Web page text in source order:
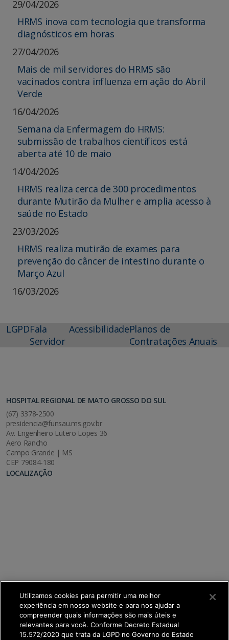
29/04/2026
HRMS inova com tecnologia que transforma
diagnósticos em horas
27/04/2026
Mais de mil servidores do HRMS são
vacinados contra influenza em ação do Abril
Verde
16/04/2026
Semana da Enfermagem do HRMS:
submissão de trabalhos científicos está
aberta até 10 de maio
14/04/2026
HRMS realiza cerca de 300 procedimentos
durante Mutirão da Mulher e amplia acesso à
saúde no Estado
23/03/2026
HRMS realiza mutirão de exames para
prevenção do câncer de intestino durante o
Março Azul
16/03/2026
LGPDFala
Servidor
AcessibilidadePlanos de
Contratações Anuais
HOSPITAL REGIONAL DE MATO GROSSO DO SUL
(67) 3378-2500
presidencia@funsau.ms.gov.br
Av. Engenheiro Lutero Lopes 36
Aero Rancho
Campo Grande | MS
CEP 79084-180
LOCALIZAÇÃO
Utilizamos cookies para permitir uma melhor
experiência em nosso website e para nos ajudar a
compreender quais informações são mais úteis e
relevantes para você. Conforme Decreto Estadual
15.572/2020 que trata da LGPD no Governo do Estado